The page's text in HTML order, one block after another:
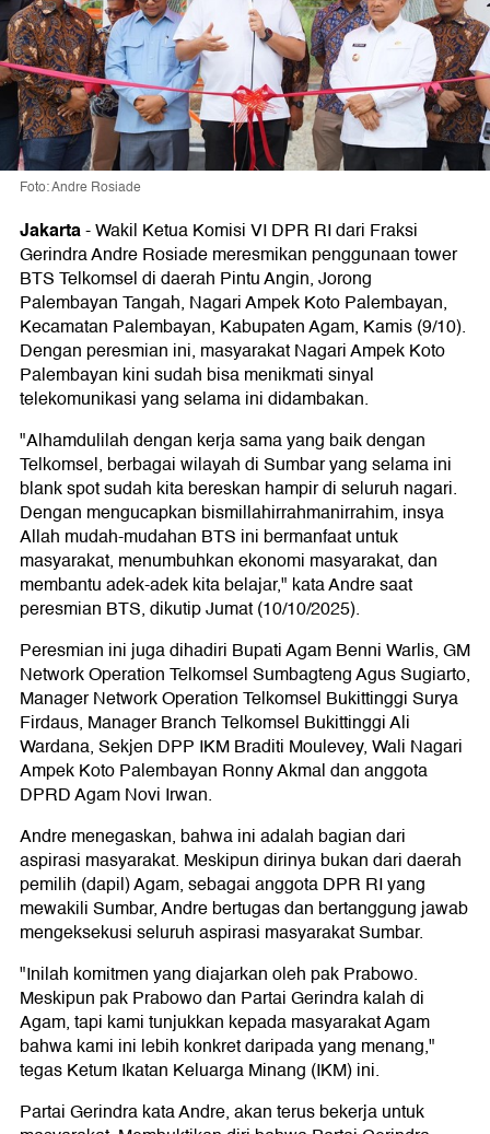
Foto: Andre Rosiade
Jakarta-Wakil Ketua Komisi VI DPR RI dari Fraksi
Gerindra Andre Rosiade meresmikan penggunaan tower
BTS Telkomsel di daerah Pintu Angin, Jorong
Palembayan Tangah, Nagari Ampek Koto Palembayan,
Kecamatan Palembayan, Kabupaten Agam, Kamis (9/10).
Dengan peresmian ini, masyarakat Nagari Ampek Koto
Palembayan kini sudah bisa menikmati sinyal
telekomunikasi yang selama ini didambakan.
"Alhamdulilah dengan kerja sama yang baik dengan
Telkomsel, berbagai wilayah di Sumbar yang selama ini
blank spot sudah kita bereskan hampir di seluruh nagari.
Dengan mengucapkan bismillahirrahmanirrahim, insya
Allah mudah-mudahan BTS ini bermanfaat untuk
masyarakat, menumbuhkan ekonomi masyarakat, dan
membantu adek-adek kita belajar," kata Andre saat
peresmian BTS, dikutip Jumat (10/10/2025).
Peresmian ini juga dihadiri Bupati Agam Benni Warlis, GM
Network Operation Telkomsel Sumbagteng Agus Sugiarto,
Manager Network Operation Telkomsel Bukittinggi Surya
Firdaus, Manager Branch Telkomsel Bukittinggi Ali
Wardana, Sekjen DPP IKM Braditi Moulevey, Wali Nagari
Ampek Koto Palembayan Ronny Akmal dan anggota
DPRD Agam Novi Irwan.
Andre menegaskan, bahwa ini adalah bagian dari
aspirasi masyarakat. Meskipun dirinya bukan dari daerah
pemilih (dapil) Agam, sebagai anggota DPR RI yang
mewakili Sumbar, Andre bertugas dan bertanggung jawab
mengeksekusi seluruh aspirasi masyarakat Sumbar.
"Inilah komitmen yang diajarkan oleh pak Prabowo.
Meskipun pak Prabowo dan Partai Gerindra kalah di
Agam, tapi kami tunjukkan kepada masyarakat Agam
bahwa kami ini lebih konkret daripada yang menang,"
tegas Ketum Ikatan Keluarga Minang (IKM) ini.
Partai Gerindra kata Andre, akan terus bekerja untuk